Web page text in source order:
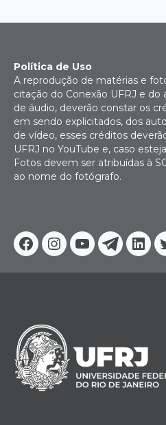
Facebook
Instagram
Youtube
Política de Uso
A reprodução de matérias e
citação do Conexão UFRJ e
de áudio, deverão constar os
em sendo explicitados, dos
de vídeo, esses créditos
UFRJ no YouTube e, caso
Fotos devem ser atribuídas à
ao nome do fotógrafo.